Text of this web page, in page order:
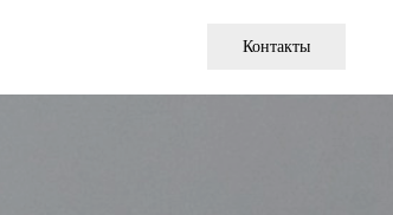
Контакты